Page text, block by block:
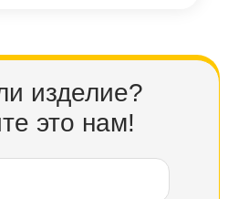
изделие?
это нам!